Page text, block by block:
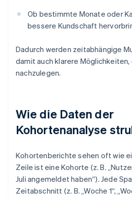
Ob bestimmte Monate oder
bessere Kundschaft
Dadurch werden zeitabhängige
damit auch klarere
nachzulegen.
Wie die Daten der
Kohortenanalyse
Kohortenberichte sehen oft wie
Zeile ist eine Kohorte (z. B.
Juli angemeldet haben“). Jede
Zeitabschnitt (z. B. „Woche 1“,